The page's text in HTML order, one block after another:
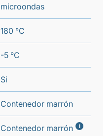
microondas
180 °C
-5 °C
Si
Contenedor marrón
Contenedor marrón i